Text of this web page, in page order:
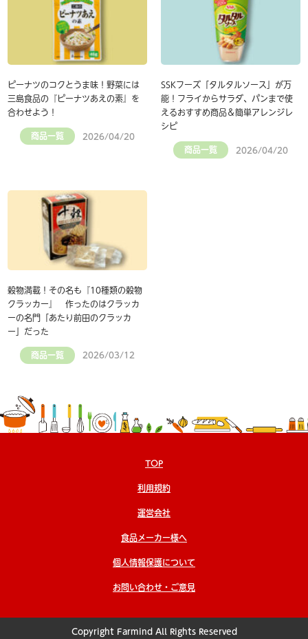
ピーナツのコクとうま味！野菜には
三島食品の『ピーナツあえの素』を
合わせよう！
商品一覧 2026/04/20
SSKフーズ「タルタルソース」が万
能！フライからサラダ、パンまで使
えるおすすめ商品＆簡単アレンジレ
シピ
商品一覧 2026/04/20
穀物満載！その名も『10種類の穀物
クラッカー』 作ったのはクラッカ
ーの名門「あたり前田のクラッカ
ー」だった
商品一覧 2026/03/12
TOP
利用規約
運営会社
食品メーカー様へ
個人情報保護について
お問い合わせ・ご意見
Copyright Farmind All Rights Reserved